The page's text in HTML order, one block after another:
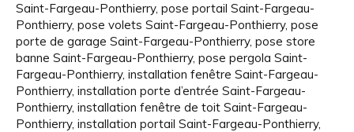
Saint-Fargeau-Ponthierry, pose portail Saint-Fargeau-
Ponthierry, pose volets Saint-Fargeau-Ponthierry, pose
porte de garage Saint-Fargeau-Ponthierry, pose store
banne Saint-Fargeau-Ponthierry, pose pergola Saint-
Fargeau-Ponthierry, installation fenêtre Saint-Fargeau-
Ponthierry, installation porte d’entrée Saint-Fargeau-
Ponthierry, installation fenêtre de toit Saint-Fargeau-
Ponthierry, installation portail Saint-Fargeau-Ponthierry,